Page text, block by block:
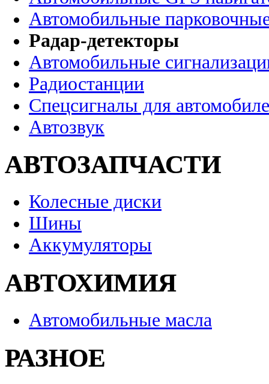
Автомобильные
Радар-детекторы
Автомобильные
Радиостанции
Спецсигналы для
Автозвук
АВТОЗАПЧАСТИ
Колесные диски
Шины
Аккумуляторы
АВТОХИМИЯ
Автомобильные масла
РАЗНОЕ